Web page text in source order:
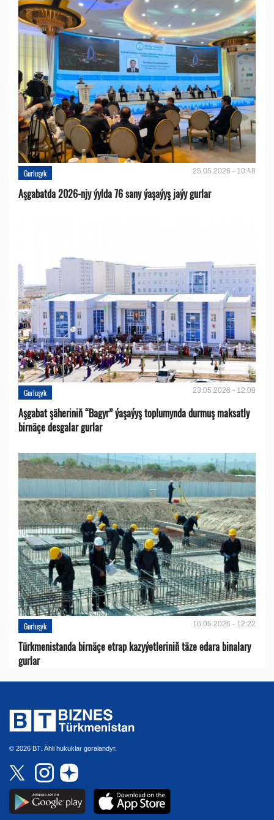
Gurluşyk 25.05.2026 - 10:48
Aşgabatda 2026-njy ýylda 76 sany ýaşaýyş jaýy gurlar
Gurluşyk 23.05.2026 - 12:09
Aşgabat şäheriniň “Bagyr” ýaşaýyş toplumynda durmuş maksatly
birnäçe desgalar gurlar
Gurluşyk 16.05.2026 - 12:22
Türkmenistanda birnäçe etrap kazyýetleriniň täze edara binalary
gurlar
© 2026 BT. Ähli hukuklar goralandyr.